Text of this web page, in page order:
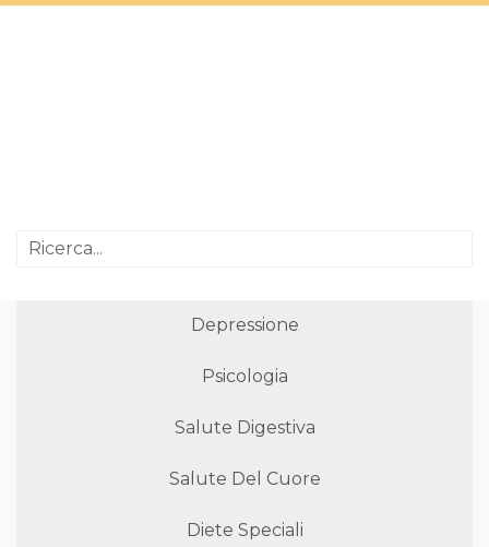
Depressione
Psicologia
Salute Digestiva
Salute Del Cuore
Diete Speciali